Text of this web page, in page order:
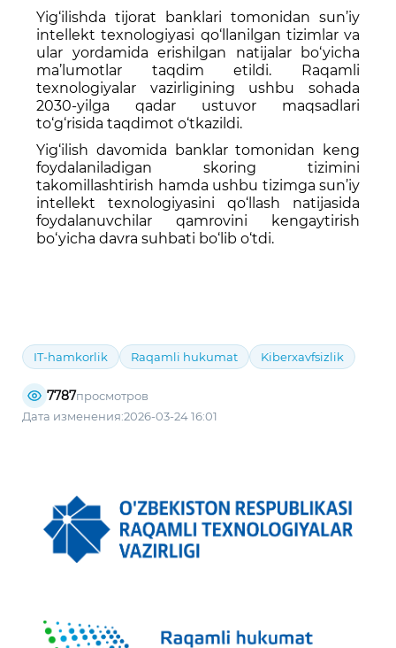
Yig‘ilishda tijorat banklari tomonidan sun’iy
intellekt texnologiyasi qo‘llanilgan tizimlar va
ular yordamida erishilgan natijalar bo‘yicha
ma’lumotlar taqdim etildi. Raqamli
texnologiyalar vazirligining ushbu sohada
2030-yilga qadar ustuvor maqsadlari
to‘g‘risida taqdimot o‘tkazildi.
Yig‘ilish davomida banklar tomonidan keng
foydalaniladigan skoring tizimini
takomillashtirish hamda ushbu tizimga sun’iy
intellekt texnologiyasini qo‘llash natijasida
foydalanuvchilar qamrovini kengaytirish
bo‘yicha davra suhbati bo‘lib o‘tdi.
IT-hamkorlik Raqamli hukumat Kiberxavfsizlik
7787просмотров
Дата изменения:2026-03-24 16:01